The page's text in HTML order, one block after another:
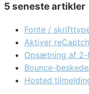
5 seneste artikler
Fonte /
Aktiver
Opsætning af
Bounce-
Hosted